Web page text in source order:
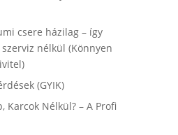
csere házilag – így
nélkül (Könnyen
(GYIK)
Karcok Nélkül? – A Profi